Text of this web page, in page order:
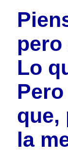
pero
Lo
que,
la